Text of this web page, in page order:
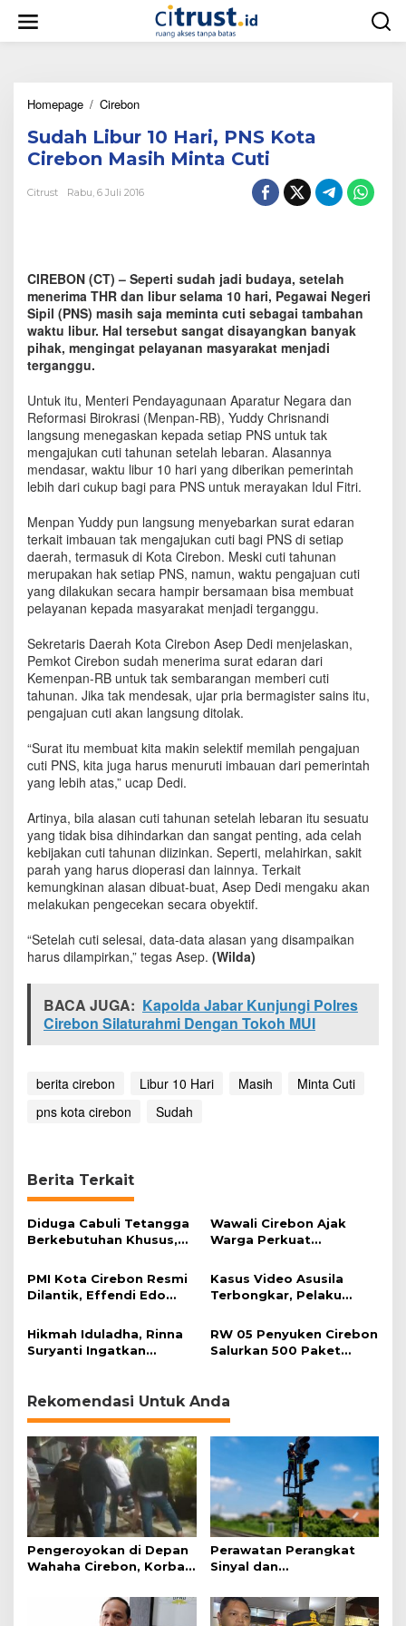
w
Homepage / Cirebon
d
a
h
L
i
0
H
a
r
i
N
S
K
o
t
a
C
e
b
o
n
M
s
i
h
M
i
t
a
C
u
i
Sudah Libur 10 Hari, PNS Kota
Cirebon Masih Minta Cuti
Citrust Rabu, 6 Juli 2016
CIREBON (CT) – Seperti sudah jadi budaya, setelah
menerima THR dan libur selama 10 hari, Pegawai Negeri
Sipil (PNS) masih saja meminta cuti sebagai tambahan
waktu libur. Hal tersebut sangat disayangkan banyak
pihak, mengingat pelayanan masyarakat menjadi
terganggu.
Untuk itu, Menteri Pendayagunaan Aparatur Negara dan
Reformasi Birokrasi (Menpan-RB), Yuddy Chrisnandi
langsung menegaskan kepada setiap PNS untuk tak
mengajukan cuti tahunan setelah lebaran. Alasannya
mendasar, waktu libur 10 hari yang diberikan pemerintah
lebih dari cukup bagi para PNS untuk merayakan Idul Fitri.
Menpan Yuddy pun langsung menyebarkan surat edaran
terkait imbauan tak mengajukan cuti bagi PNS di setiap
daerah, termasuk di Kota Cirebon. Meski cuti tahunan
merupakan hak setiap PNS, namun, waktu pengajuan cuti
yang dilakukan secara hampir bersamaan bisa membuat
pelayanan kepada masyarakat menjadi terganggu.
Sekretaris Daerah Kota Cirebon Asep Dedi menjelaskan,
Pemkot Cirebon sudah menerima surat edaran dari
Kemenpan-RB untuk tak sembarangan memberi cuti
tahunan. Jika tak mendesak, ujar pria bermagister sains itu,
pengajuan cuti akan langsung ditolak.
“Surat itu membuat kita makin selektif memilah pengajuan
cuti PNS, kita juga harus menuruti imbauan dari pemerintah
yang lebih atas,” ucap Dedi.
Artinya, bila alasan cuti tahunan setelah lebaran itu sesuatu
yang tidak bisa dihindarkan dan sangat penting, ada celah
kebijakan cuti tahunan diizinkan. Seperti, melahirkan, sakit
parah yang harus dioperasi dan lainnya. Terkait
kemungkinan alasan dibuat-buat, Asep Dedi mengaku akan
melakukan pengecekan secara obyektif.
“Setelah cuti selesai, data-data alasan yang disampaikan
harus dilampirkan,” tegas Asep. (Wilda)
BACA JUGA: Kapolda Jabar Kunjungi Polres
Cirebon Silaturahmi Dengan Tokoh MUI
berita cirebon Libur 10 Hari Masih
Minta Cuti
pns kota cirebon
Sudah
Berita Terkait
Diduga Cabuli Tetangga
Berkebutuhan Khusus,
Wawali Cirebon Ajak
Warga Perkuat
Momentum Harjad ke-
599
PMI Kota Cirebon Resmi
Dilantik, Effendi Edo
Bencana
Kasus Video Asusila
Terbongkar, Pelaku
Korban Baru
Hikmah Iduladha, Rinna
Suryanti Ingatkan
RW 05 Penyuken Cirebon
Salurkan 500 Paket
Rekomendasi Untuk Anda
Pengeroyokan di Depan
Wahaha Cirebon, Korban
Perawatan Perangkat
Sinyal dan
Perjalanan Kereta Api